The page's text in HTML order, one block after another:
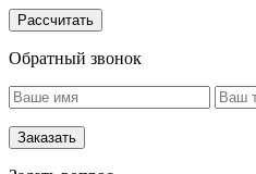
Рассчитать
Обратный звонок
Заказать